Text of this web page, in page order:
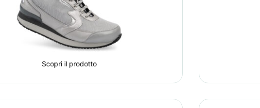
Scopri il prodotto